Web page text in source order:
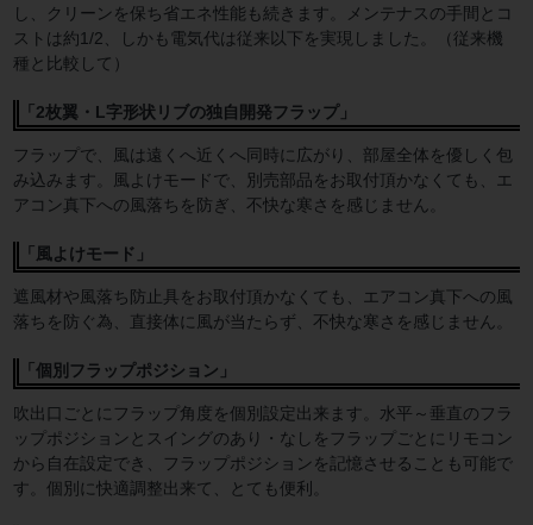
し、クリーンを保ち省エネ性能も続きます。メンテナスの手間とコ
ストは約1/2、しかも電気代は従来以下を実現しました。（従来機
種と比較して）
「2枚翼・L字形状リブの独自開発フラップ」
フラップで、風は遠くへ近くへ同時に広がり、部屋全体を優しく包
み込みます。風よけモードで、別売部品をお取付頂かなくても、エ
アコン真下への風落ちを防ぎ、不快な寒さを感じません。
「風よけモード」
遮風材や風落ち防止具をお取付頂かなくても、エアコン真下への風
落ちを防ぐ為、直接体に風が当たらず、不快な寒さを感じません。
「個別フラップポジション」
吹出口ごとにフラップ角度を個別設定出来ます。水平～垂直のフラ
ップポジションとスイングのあり・なしをフラップごとにリモコン
から自在設定でき、フラップポジションを記憶させることも可能で
す。個別に快適調整出来て、とても便利。